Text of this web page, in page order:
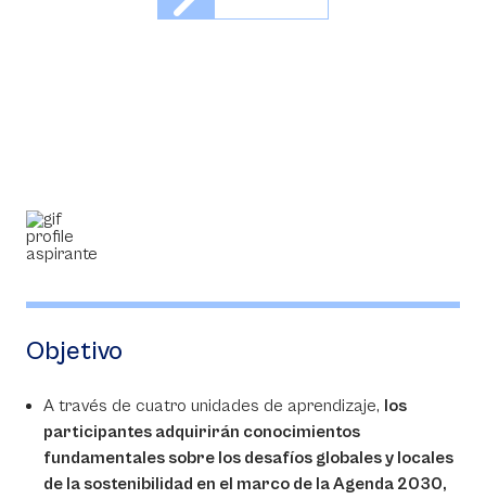
Objetivo
A través de cuatro unidades de aprendizaje, los
participantes adquirirán conocimientos
fundamentales sobre los desafíos globales y locales
de la sostenibilidad en el marco de la Agenda 2030,